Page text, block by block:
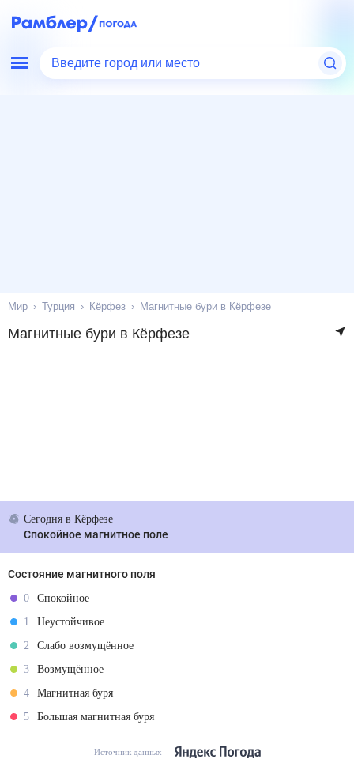
Введите город или место
Мир Турция Кёрфез Магнитные бури в Кёрфезе
Магнитные бури в Кёрфезе
Сегодняв Кёрфезе
Спокойное магнитное поле
Состояние магнитного поля
0
Спокойное
1
Неустойчивое
2
Слабо возмущённое
3
Возмущённое
4
Магнитная буря
5
Большая магнитная буря
Источник данных